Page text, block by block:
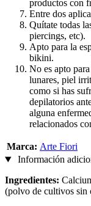
productos con
Entre dos
Quítate todas
piercings, etc).
Apto para la
bikini.
No es apto
lunares, piel
como si has
depilatorios
alguna
relacionados
Marca: Arte Fiori
Información
Ingredientes:
(polvo de cultivos sin